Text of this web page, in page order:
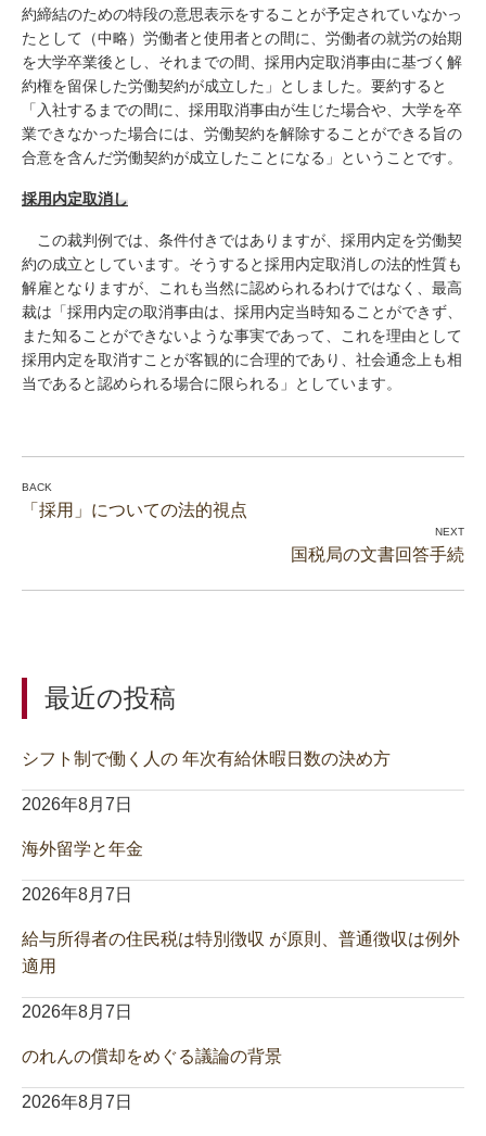
約締結のための特段の意思表示をすることが予定されていなかっ
たとして（中略）労働者と使用者との間に、労働者の就労の始期
を大学卒業後とし、それまでの間、採用内定取消事由に基づく解
約権を留保した労働契約が成立した」としました。要約すると
「入社するまでの間に、採用取消事由が生じた場合や、大学を卒
業できなかった場合には、労働契約を解除することができる旨の
合意を含んだ労働契約が成立したことになる」ということです。
採用内定取消し
この裁判例では、条件付きではありますが、採用内定を労働契
約の成立としています。そうすると採用内定取消しの法的性質も
解雇となりますが、これも当然に認められるわけではなく、最高
裁は「採用内定の取消事由は、採用内定当時知ることができず、
また知ることができないような事実であって、これを理由として
採用内定を取消すことが客観的に合理的であり、社会通念上も相
当であると認められる場合に限られる」としています。
「採用」についての法的視点
国税局の文書回答手続
最近の投稿
シフト制で働く人の 年次有給休暇日数の決め方
2026年8月7日
海外留学と年金
2026年8月7日
給与所得者の住民税は特別徴収 が原則、普通徴収は例外
適用
2026年8月7日
のれんの償却をめぐる議論の背景
2026年8月7日